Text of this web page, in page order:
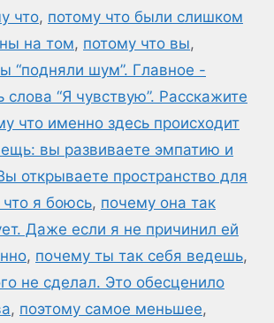
что, потому что были слишком
на том, потому что вы,
“подняли шум”. Главное -
слова “Я чувствую”. Расскажите
что именно здесь происходит
вы развиваете эмпатию и
открываете пространство для
я боюсь, почему она так
Даже если я не причинил ей
, почему ты так себя ведешь,
не сделал. Это обесценило
, поэтому самое меньшее,